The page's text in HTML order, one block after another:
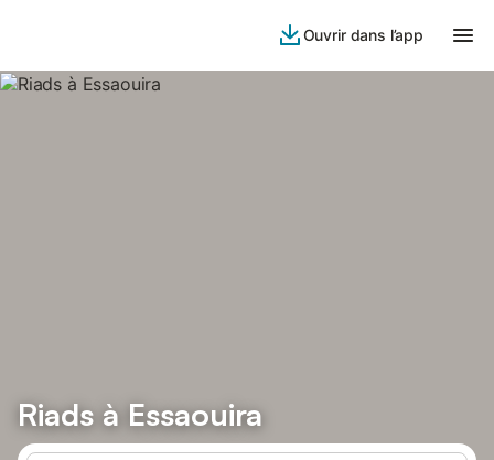
Ouvrir dans l’app
Riads à Essaouira